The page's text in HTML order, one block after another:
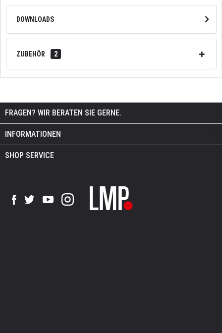
DOWNLOADS
ZUBEHÖR 2
FRAGEN? WIR BERATEN SIE GERNE.
INFORMATIONEN
SHOP SERVICE